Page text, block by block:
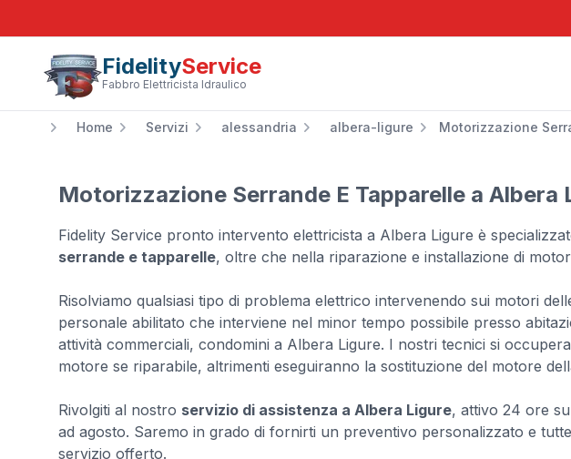
FidelityService
Fabbro Elettricista Idraulico
Home Servizi alessandria albera-ligure Motorizzazione
Motorizzazione Serrande E Tapparelle a Albera
Fidelity Service pronto intervento elettricista a Albera Ligure è
serrande e tapparelle, oltre che nella riparazione e installazione di
Risolviamo qualsiasi tipo di problema elettrico intervenendo sui motori
personale abilitato che interviene nel minor tempo possibile presso
attività commerciali, condomini a Albera Ligure. I nostri tecnici si
motore se riparabile, altrimenti eseguiranno la sostituzione del motore
Rivolgiti al nostro servizio di assistenza a Albera Ligure, attivo 24 ore
ad agosto. Saremo in grado di fornirti un preventivo personalizzato e
servizio offerto.